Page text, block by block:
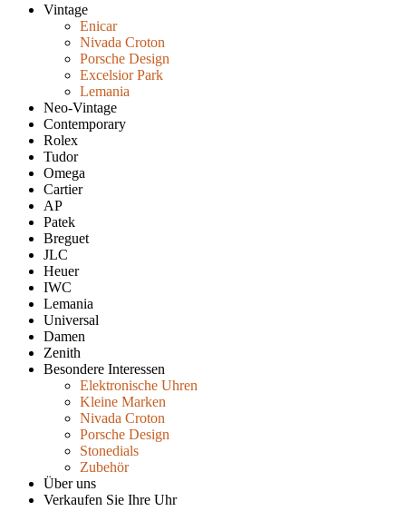
Vintage
Enicar
Nivada Croton
Porsche Design
Excelsior Park
Lemania
Neo-Vintage
Contemporary
Rolex
Tudor
Omega
Cartier
AP
Patek
Breguet
JLC
Heuer
IWC
Lemania
Universal
Damen
Zenith
Besondere Interessen
Elektronische Uhren
Kleine Marken
Nivada Croton
Porsche Design
Stonedials
Zubehör
Über uns
Verkaufen Sie Ihre Uhr